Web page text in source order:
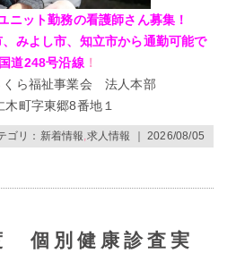
ニット勤務の看護師さん募集！
みよし市、知立市から通勤可能で
道248号沿線！
くら福祉事業会 法人本部
木町字東郷8番地１
ゴリ： 新着情報,求人情報 ｜ 2026/08/05
個別健康診査実